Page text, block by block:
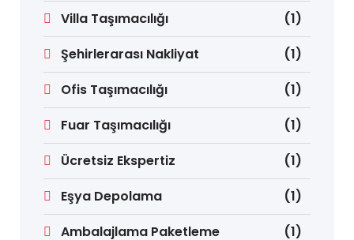
Villa Taşımacılığı
(1)
Şehirlerarası Nakliyat
(1)
Ofis Taşımacılığı
(1)
Fuar Taşımacılığı
(1)
Ücretsiz Ekspertiz
(1)
Eşya Depolama
(1)
Ambalajlama Paketleme
(1)